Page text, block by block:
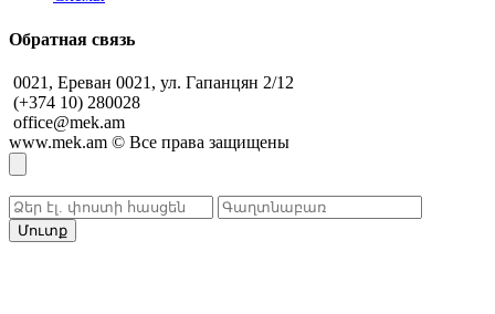
Обратная связь
0021, Ереван 0021, ул. Гапанцян 2/12
(+374 10) 280028
office@mek.am
www.mek.am © Все права защищены
Մուտք